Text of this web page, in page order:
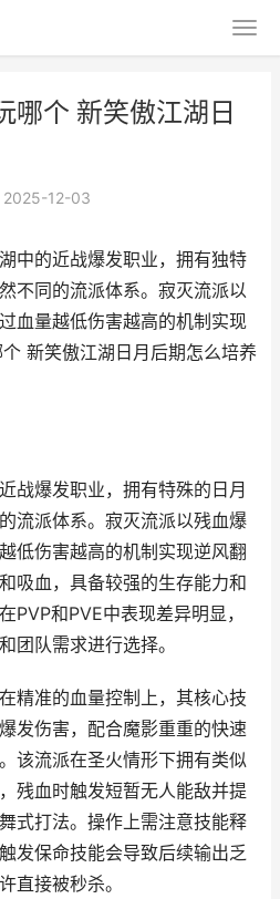
哪个 新笑傲江湖日
2025-12-03
中的近战爆发职业，拥有独特
不同的流派体系。寂灭流派以
血量越低伤害越高的机制实现
新笑傲江湖日月后期怎么培养
战爆发职业，拥有特殊的日月
流派体系。寂灭流派以残血爆
低伤害越高的机制实现逆风翻
吸血，具备较强的生存能力和
PVP和PVE中表现差异明显，
团队需求进行选择。
精准的血量控制上，其核心技
发伤害，配合魔影重重的快速
该流派在圣火情形下拥有类似
残血时触发短暂无人能敌并提
式打法。操作上需注意技能释
发保命技能会导致后续输出乏
直接被秒杀。